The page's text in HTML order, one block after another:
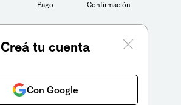
Pago Confirmación
Creá tu cuenta
Con Google